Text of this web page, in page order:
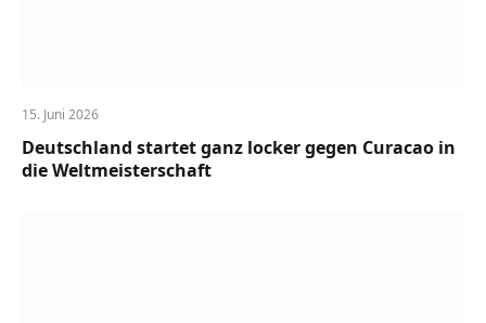
15. Juni 2026
Deutschland startet ganz locker gegen Curacao in
die Weltmeisterschaft